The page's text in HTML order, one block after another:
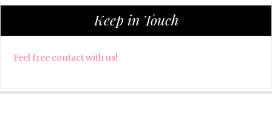
Keep in Touch
Feel free contact with us!